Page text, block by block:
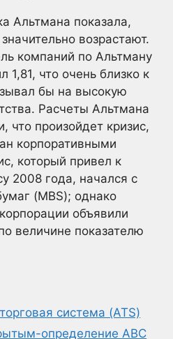
Альтмана показала,
возрастают.
компаний по Альтману
1,81, что очень близко к
бы на высокую
Расчеты Альтмана
что произойдет кризис,
корпоративными
который привел к
2008 года, начался с
(MBS); однако
объявили
величине показателю
система (ATS)
определение ABC